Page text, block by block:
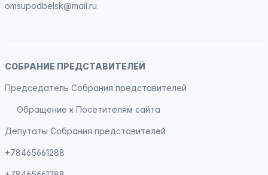
omsupodbelsk@mail.ru
СОБРАНИЕ ПРЕДСТАВИТЕЛЕЙ
Председатель Собрания представителей
Обращение к Посетителям сайта
Депутаты Собрания представителей
+78465661288